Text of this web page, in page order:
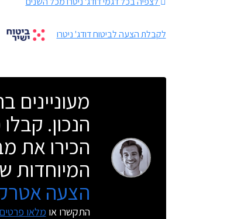
לקבלת הצעה לביטוח דודג' ניטרו
הנכון.
הכירו את
המיוחדות
הצעה
התקשרו או מלאו פרטים